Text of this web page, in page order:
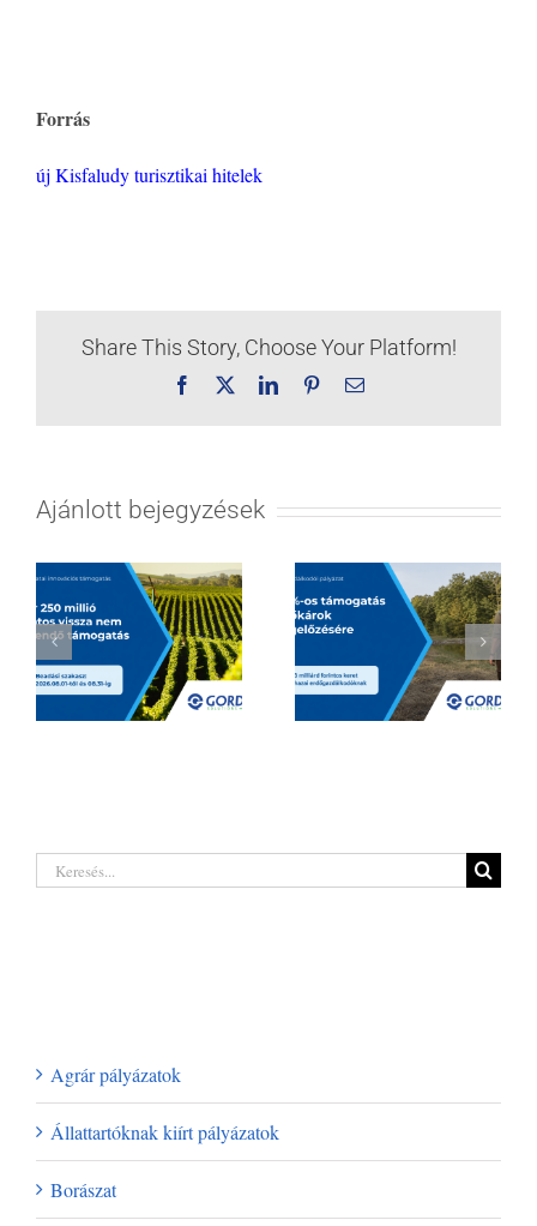
Forrás
új Kisfaludy turisztikai hitelek
Share This Story, Choose Your Platform!
Facebook LinkedInPinterestEmail:
Ajánlott bejegyzések
| Akár 250 millió
forintig
pályázat a hazai
termelőknek
Keresés...
Agrár pályázatok
Állattartóknak kiírt pályázatok
Borászat